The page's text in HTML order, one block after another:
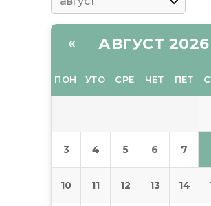
« АВГУСТ 2026
ПОН УТО СРЕ ЧЕТ ПЕТ
3 4 5 6 7
10 11 12 13 14